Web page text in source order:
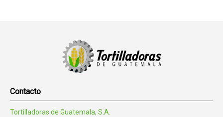
Contacto
Tortilladoras de Guatemala, S.A.